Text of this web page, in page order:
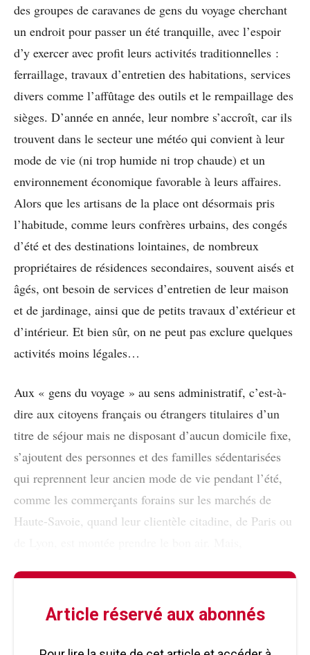
des groupes de caravanes de gens du voyage cherchant
un endroit pour passer un été tranquille, avec l’espoir
d’y exercer avec profit leurs activités traditionnelles :
ferraillage, travaux d’entretien des habitations, services
divers comme l’affûtage des outils et le rempaillage des
sièges. D’année en année, leur nombre s’accroît, car ils
trouvent dans le secteur une météo qui convient à leur
mode de vie (ni trop humide ni trop chaude) et un
environnement économique favorable à leurs affaires.
Alors que les artisans de la place ont désormais pris
l’habitude, comme leurs confrères urbains, des congés
d’été et des destinations lointaines, de nombreux
propriétaires de résidences secondaires, souvent aisés et
âgés, ont besoin de services d’entretien de leur maison
et de jardinage, ainsi que de petits travaux d’extérieur et
d’intérieur. Et bien sûr, on ne peut pas exclure quelques
activités moins légales…
Aux « gens du voyage » au sens administratif, c’est-à-
dire aux citoyens français ou étrangers titulaires d’un
titre de séjour mais ne disposant d’aucun domicile fixe,
s’ajoutent des personnes et des familles sédentarisées
qui reprennent leur ancien mode de vie pendant l’été,
comme les commerçants forains sur les marchés de
Haute-Savoie, quand leur clientèle citadine, de Paris ou
Article réservé aux abonnés